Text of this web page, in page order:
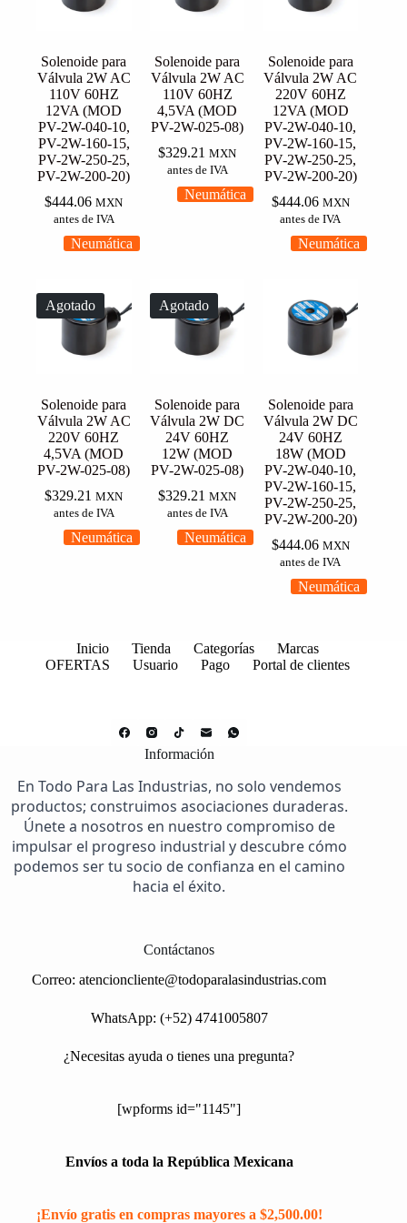
Solenoide para
Válvula 2W AC
110V 60HZ
12VA (MOD
PV-2W-040-10,
PV-2W-160-15,
PV-2W-250-25,
PV-2W-200-20)
$444.06 MXN
antes de IVA
Neumática
Solenoide para
Válvula 2W AC
110V 60HZ
4,5VA (MOD
PV-2W-025-08)
$329.21 MXN
antes de IVA
Neumática
Solenoide para
Válvula 2W AC
220V 60HZ
12VA (MOD
PV-2W-040-10,
PV-2W-160-15,
PV-2W-250-25,
PV-2W-200-20)
$444.06 MXN
antes de IVA
Neumática
Agotado
Solenoide para
Válvula 2W AC
220V 60HZ
4,5VA (MOD
PV-2W-025-08)
$329.21 MXN
antes de IVA
Neumática
Agotado
Solenoide para
Válvula 2W DC
24V 60HZ
12W (MOD
PV-2W-025-08)
$329.21 MXN
antes de IVA
Neumática
Solenoide para
Válvula 2W DC
24V 60HZ
18W (MOD
PV-2W-040-10,
PV-2W-160-15,
PV-2W-250-25,
PV-2W-200-20)
$444.06 MXN
antes de IVA
Neumática
Inicio Tienda Categorías
Marcas
OFERTAS
Usuario Pago Portal de clientes
Información
En Todo Para Las Industrias, no solo vendemos
productos; construimos asociaciones duraderas.
Únete a nosotros en nuestro compromiso de
impulsar el progreso industrial y descubre cómo
podemos ser tu socio de confianza en el camino
hacia el éxito.
Contáctanos
Correo:atencioncliente@todoparalasindustrias.com
WhatsApp: (+52) 4741005807
¿Necesitas ayuda o tienes una pregunta?
[wpforms id="1145"]
Envíos a toda la República Mexicana
¡Envío gratis en compras mayores a $2,500.00!